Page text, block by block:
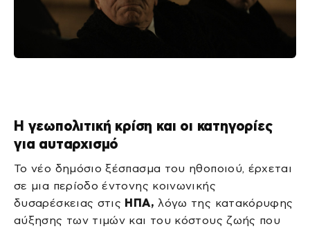
Η γεωπολιτική κρίση και οι κατηγορίες
για αυταρχισμό
Το νέο δημόσιο ξέσπασμα του ηθοποιού, έρχεται
σε μια περίοδο έντονης κοινωνικής
δυσαρέσκειας στις ΗΠΑ, λόγω της κατακόρυφης
αύξησης των τιμών και του κόστους ζωής που